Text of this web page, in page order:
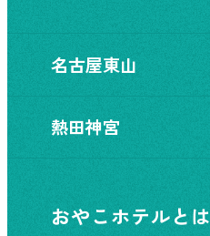
名古屋東山
熱田神宮
おやこホテルとは